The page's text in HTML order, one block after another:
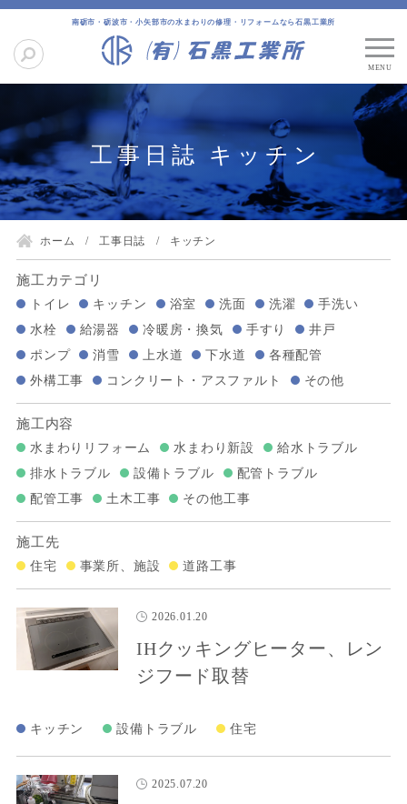
南砺市・砺波市・小矢部市の水まわりの修理・リフォームなら石黒工業所
工事日誌 キッチン
ホーム 工事日誌 キッチン
施工カテゴリ
トイレ キッチン 浴室 洗面 洗濯
手洗い
水栓
給湯器 冷暖房・換気 手すり
井戸
ポンプ
消雪 上水道 下水道
各種配管
外構工事
コンクリート・アスファルト その他
施工内容
水まわりリフォーム 水まわり新設
給水トラブル
排水トラブル
設備トラブル
配管トラブル
配管工事
土木工事 その他工事
施工先
住宅 事業所、施設 道路工事
2026.01.20
IHクッキングヒーター、レン
ジフード取替
キッチン 設備トラブル 住宅
2025.07.20